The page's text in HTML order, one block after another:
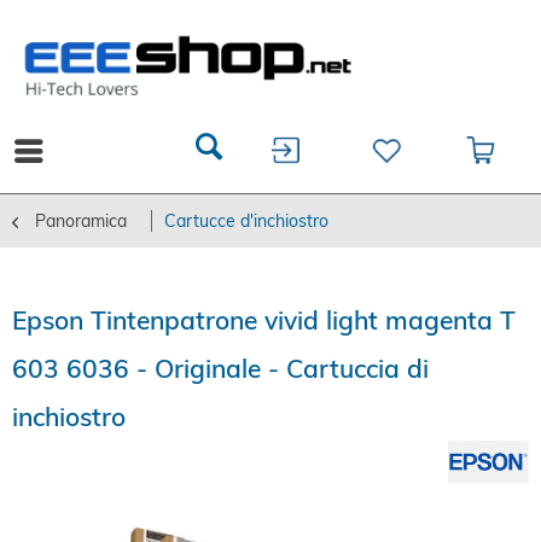
Panoramica Cartucce d'inchiostro
Epson Tintenpatrone vivid light magenta T
603 6036 - Originale - Cartuccia di
inchiostro